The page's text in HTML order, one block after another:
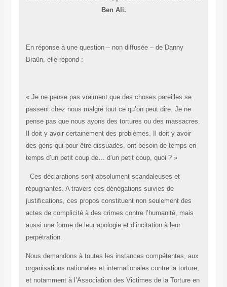
Ben Ali.
En réponse à une question – non diffusée – de Danny
Braün, elle répond :
« Je ne pense pas vraiment que des choses pareilles se
passent chez nous malgré tout ce qu’on peut dire. Je ne
pense pas que nous ayons des tortures ou des massacres.
Il doit y avoir certainement des problèmes. Il doit y avoir
des gens qui pour être dissuadés, ont besoin de temps en
temps d’un petit coup de… d’un petit coup, quoi ? »
Ces déclarations sont absolument scandaleuses et
répugnantes. A travers ces dénégations suivies de
justifications, ces propos constituent non seulement des
actes de complicité à des crimes contre l’humanité, mais
aussi une forme de leur apologie et d’incitation à leur
perpétration.
Nous demandons à toutes les instances compétentes, aux
organisations nationales et internationales contre la torture,
et notamment à l’Association des Victimes de la Torture en